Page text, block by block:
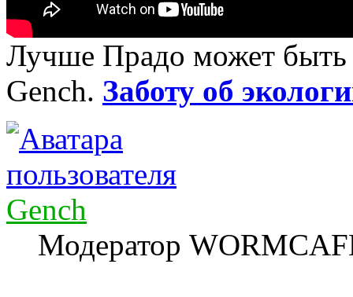
Лучше Прадо может
Gench. Заботу об
Gench
Модератор